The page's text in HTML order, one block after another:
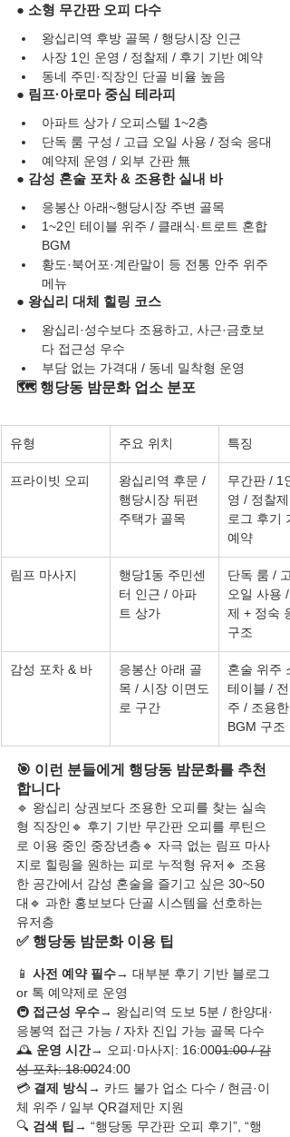
● 소형 무간판 오피 다수
왕십리역 후방 골목 / 행당시장 인근
사장 1인 운영 / 정찰제 / 후기 기반 예약
동네 주민·직장인 단골 비율 높음
● 림프·아로마 중심 테라피
아파트 상가 / 오피스텔 1~2층
단독 룸 구성 / 고급 오일 사용 / 정숙 응대
예약제 운영 / 외부 간판 無
● 감성 혼술 포차 & 조용한 실내 바
응봉산 아래~행당시장 주변 골목
1~2인 테이블 위주 / 클래식·트로트 혼합
BGM
황도·북어포·계란말이 등 전통 안주 위주
메뉴
● 왕십리 대체 힐링 코스
왕십리·성수보다 조용하고, 사근·금호보
다 접근성 우수
부담 없는 가격대 / 동네 밀착형 운영
🗺️ 행당동 밤문화 업소 분포
유형 주요 위치 특징
프라이빗 오피
왕십리역 후문 /
행당시장 뒤편
주택가 골목
무간판 / 1
영 / 정찰제
로그 후기
예약
림프 마사지
행당1동 주민센
터 인근 / 아파
트 상가
단독 룸 /
오일 사용 /
제 + 정숙
구조
감성 포차 & 바
응봉산 아래 골
목 / 시장 이면도
로 구간
혼술 위주
테이블 / 전
주 / 조용한
BGM 구조
🎯 이런 분들에게 행당동 밤문화를 추천
합니다
🔹 왕십리 상권보다 조용한 오피를 찾는 실속
형 직장인🔹 후기 기반 무간판 오피를 루틴으
로 이용 중인 중장년층🔹 자극 없는 림프 마사
지로 힐링을 원하는 피로 누적형 유저🔹 조용
한 공간에서 감성 혼술을 즐기고 싶은 30~50
대🔹 과한 홍보보다 단골 시스템을 선호하는
유저층
✅ 행당동 밤문화 이용 팁
📱 사전 예약 필수→ 대부분 후기 기반 블로그
or 톡 예약제로 운영
🚇 접근성 우수→ 왕십리역 도보 5분 / 한양대·
응봉역 접근 가능 / 자차 진입 가능 골목 다수
🕰️ 운영 시간→ 오피·마사지: 16:0001:00 / 감
성 포차: 18:0024:00
💳 결제 방식 → 카드 불가 업소 다수 / 현금·이
체 위주 / 일부 QR결제만 지원
🔍 검색 팁 → “행당동 무간판 오피 후기”, “행